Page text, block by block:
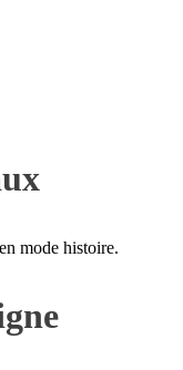
mode histoire.